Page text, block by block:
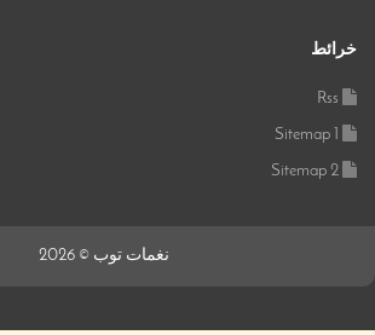
خرائط
Rss
Sitemap 1
Sitemap 2
نغمات توب © 2026